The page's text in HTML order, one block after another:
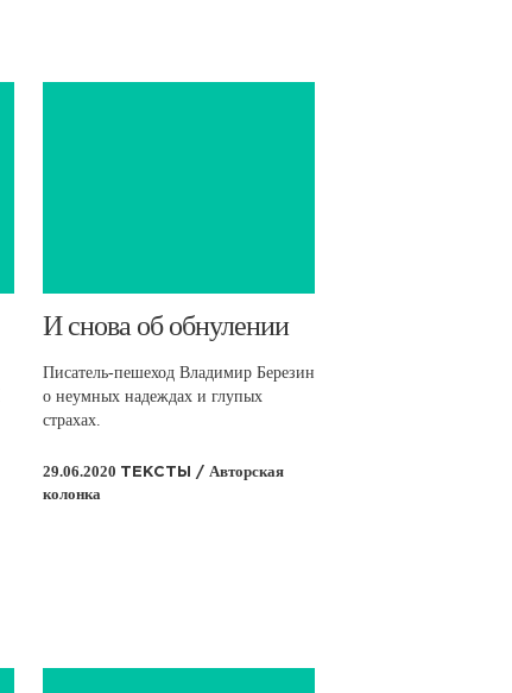
​И снова об обнулении
Писатель-пешеход Владимир Березин
о неумных надеждах и глупых
страхах.
29.06.2020 ТЕКСТЫ / Авторская
колонка